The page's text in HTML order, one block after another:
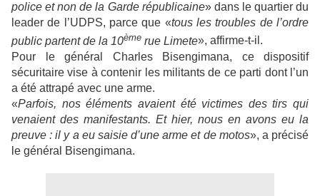
police et non de la Garde républicaine» dans le quartier du
leader de l’UDPS, parce que «tous les troubles de l’ordre
public partent de la 10ème rue Limete», affirme-t-il.
Pour le général Charles Bisengimana, ce dispositif
sécuritaire vise à contenir les militants de ce parti dont l’un
a été attrapé avec une arme.
«Parfois, nos éléments avaient été victimes des tirs qui
venaient des manifestants. Et hier, nous en avons eu la
preuve : il y a eu saisie d’une arme et de motos», a précisé
le général Bisengimana.